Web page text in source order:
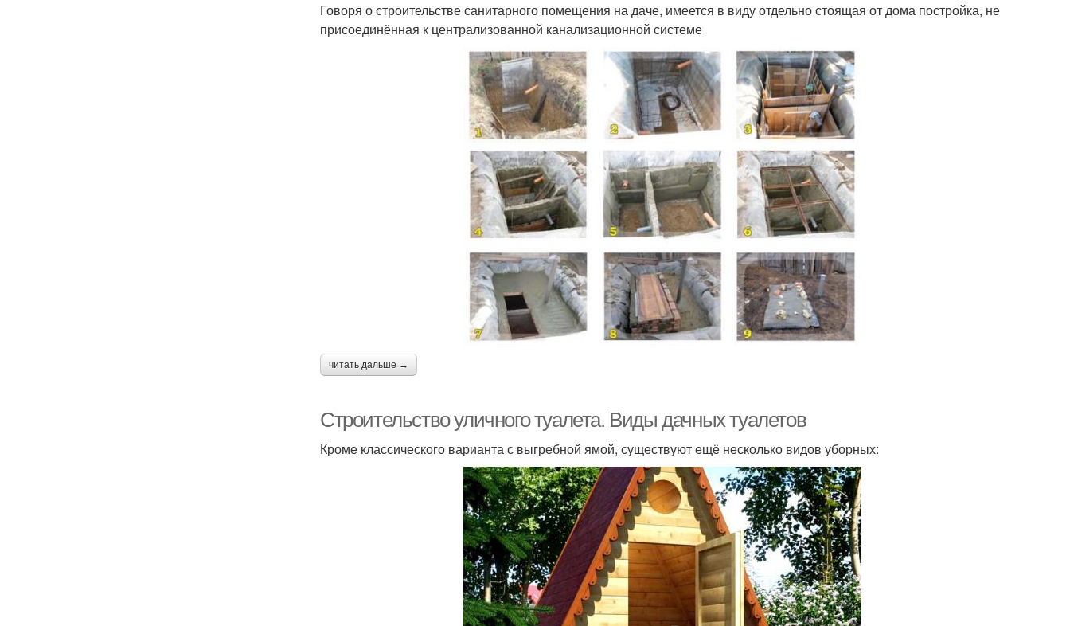
Говоря о строительстве санитарного помещения на даче, имеется в виду отдельно стоящая от дома постройка, не
присоединённая к централизованной канализационной системе
читать дальше →
Строительство уличного туалета. Виды дачных туалетов
Кроме классического варианта с выгребной ямой, существуют ещё несколько видов уборных: